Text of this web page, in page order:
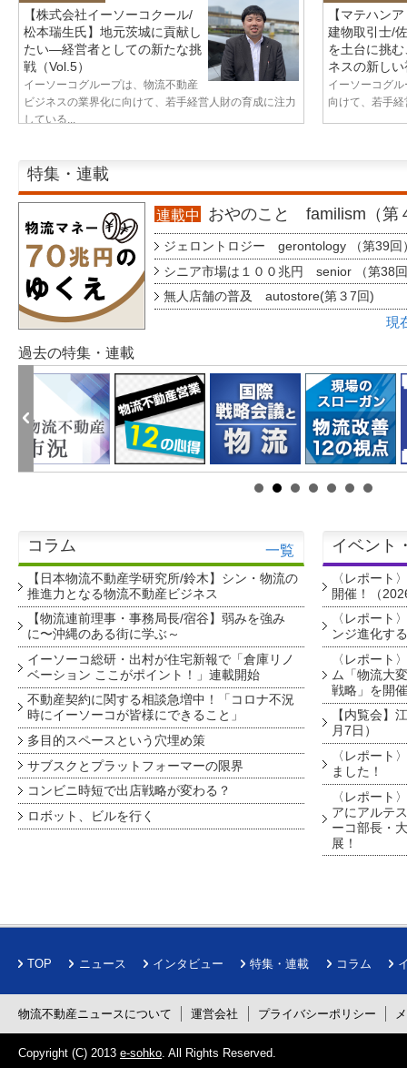
【株式会社イーソーコクール/
松本瑞生氏】地元茨城に貢献し
たい—経営者としての新たな挑
戦（Vol.5）
イーソーコグループは、物流不動産
ビジネスの業界化に向けて、若手経営人財の育成に注力
している...
【マテハン
建物取引士/
を土台に挑
ネスの新し
イーソーコグ
向けて、若手
特集・連載
連載中 おやのこと familism（第
ジェロントロジー gerontology （第39回
シニア市場は１００兆円 senior （第38
無人店舗の普及 autostore(第３7回)
現
過去の特集・連載
コラム 一覧
【日本物流不動産学研究所/鈴木】シン・物流の
推進力となる物流不動産ビジネス
【物流連前理事・事務局長/宿谷】弱みを強み
に〜沖縄のある街に学ぶ～
イーソーコ総研・出村が住宅新報で「倉庫リノ
ベーション ここがポイント！」連載開始
不動産契約に関する相談急増中！「コロナ不況
時にイーソーコが皆様にできること」
多目的スペースという穴埋め策
サブスクとプラットフォーマーの限界
コンビニ時短で出店戦略が変わる？
ロボット、ビルを行く
イベント
〈レポート
開催！（
〈レポート
ンジ進化す
〈レポート
ム「物流大
戦略」を開
【内覧会】
月7日）
〈レポート
ました！
〈レポート
アにアルテ
ーコ部長・
展！
TOP ニュース インタビュー 特集・連載 コラム
物流不動産ニュースについて 運営会社 プライバシーポリシー
Copyright (C) 2013 e-sohko . All Rights Reserved.